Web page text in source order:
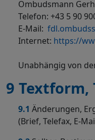
Ombudsmann
Telefon: +43 5 90
E-Mail:
Internet: https://
Unabhängig von
9
9.1 Änderungen,
(Brief, Telefax, E-